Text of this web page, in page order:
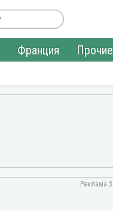
Франция
Прочие